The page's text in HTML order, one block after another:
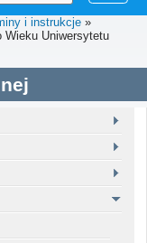
i instrukcje »
Wieku Uniwersytetu